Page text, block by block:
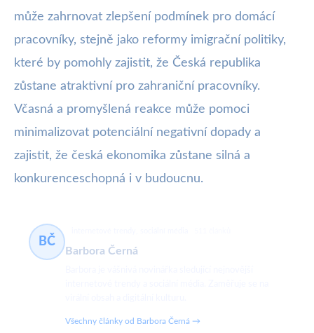
může zahrnovat zlepšení podmínek pro domácí
pracovníky, stejně jako reformy imigrační politiky,
které by pomohly zajistit, že Česká republika
zůstane atraktivní pro zahraniční pracovníky.
Včasná a promyšlená reakce může pomoci
minimalizovat potenciální negativní dopady a
zajistit, že česká ekonomika zůstane silná a
konkurenceschopná i v budoucnu.
BČ
Barbora Černá
Všechny články od Barbora Černá →